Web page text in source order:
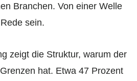
Branchen. Von einer Welle
sein.
zeigt die Struktur, warum der
hat. Etwa 47 Prozent